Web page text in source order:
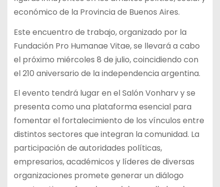
económico de la Provincia de Buenos Aires.
Este encuentro de trabajo, organizado por la
Fundación Pro Humanae Vitae, se llevará a cabo
el próximo miércoles 8 de julio, coincidiendo con
el 210 aniversario de la independencia argentina.
El evento tendrá lugar en el Salón Vonharv y se
presenta como una plataforma esencial para
fomentar el fortalecimiento de los vínculos entre
distintos sectores que integran la comunidad. La
participación de autoridades políticas,
empresarios, académicos y líderes de diversas
organizaciones promete generar un diálogo